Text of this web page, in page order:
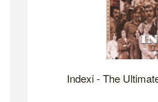
Indexi - The